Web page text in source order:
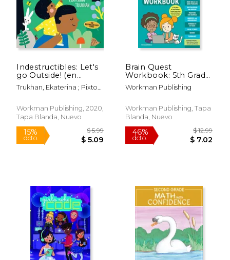
dcto. $ 8.49 dcto.
Indestructibles: Let's
go Outside! (en
Inglés)
Trukhan, Ekaterina ; Pixton,
Workman Publishing, 2020,
Tapa Blanda, Nuevo
Brain Quest
Workbook: 5th Grade
Revised Edition (Brain
Quest Workbooks)
Workman Publishing
Workman Publishing, Tapa
Blanda, Nuevo